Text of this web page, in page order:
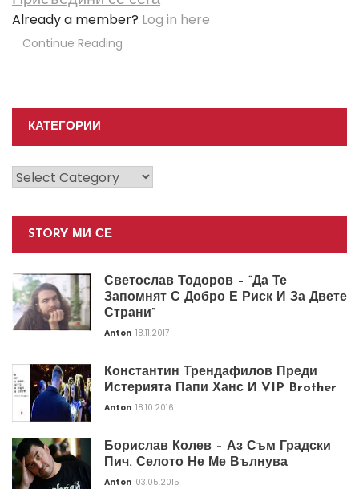
Already a member? Log in here
Continue Reading
КАТЕГОРИИ
Категории
STORY МИ СЕ
Светослав Тодоров – “Да Те
Запомнят С Добро Е Риск И За Двете
Страни”
Anton 18.11.2017
Константин Трендафилов Преди
Истерията Папи Ханс И VIP Brother
Anton 18.10.2016
Борислав Колев – Аз Съм Градски
Пич. Селото Не Ме Вълнува
Anton 03.05.2015